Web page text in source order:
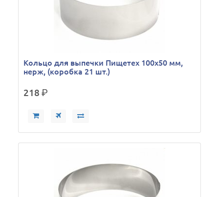
Кольцо для выпечки Пищетех 100х50 мм,
нерж, (коробка 21 шт.)
218р.